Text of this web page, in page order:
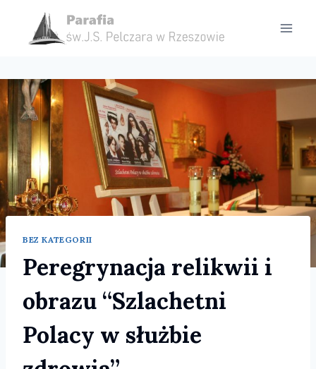
treści
BEZ KATEGORII
Peregrynacja relikwii i
obrazu “Szlachetni
Polacy w służbie